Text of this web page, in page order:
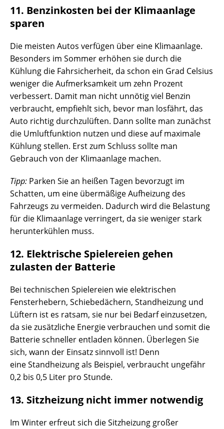
11. Benzinkosten bei der Klimaanlage
sparen
Die meisten Autos verfügen über eine Klimaanlage.
Besonders im Sommer erhöhen sie durch die
Kühlung die Fahrsicherheit, da schon ein Grad Celsius
weniger die Aufmerksamkeit um zehn Prozent
verbessert. Damit man nicht unnötig viel Benzin
verbraucht, empfiehlt sich, bevor man losfährt, das
Auto richtig durchzulüften. Dann sollte man zunächst
die Umluftfunktion nutzen und diese auf maximale
Kühlung stellen. Erst zum Schluss sollte man
Gebrauch von der Klimaanlage machen.
Tipp: Parken Sie an heißen Tagen bevorzugt im
Schatten, um eine übermäßige Aufheizung des
Fahrzeugs zu vermeiden. Dadurch wird die Belastung
für die Klimaanlage verringert, da sie weniger stark
herunterkühlen muss.
12. Elektrische Spielereien gehen
zulasten der Batterie
Bei technischen Spielereien wie elektrischen
Fensterhebern, Schiebedächern, Standheizung und
Lüftern ist es ratsam, sie nur bei Bedarf einzusetzen,
da sie zusätzliche Energie verbrauchen und somit die
Batterie schneller entladen können. Überlegen Sie
sich, wann der Einsatz sinnvoll ist! Denn
eine Standheizung als Beispiel, verbraucht ungefähr
0,2 bis 0,5 Liter pro Stunde.
13. Sitzheizung nicht immer notwendig
Im Winter erfreut sich die Sitzheizung großer